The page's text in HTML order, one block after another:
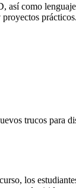
así como
prácticos.
trucos para
los